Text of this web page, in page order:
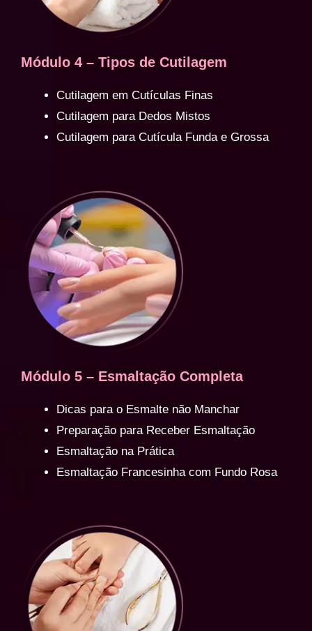
Módulo 4 – Tipos de Cutilagem
Cutilagem em Cutículas Finas
Cutilagem para Dedos Mistos
Cutilagem para Cutícula Funda e Grossa
Módulo 5 – Esmaltação Completa
Dicas para o Esmalte não Manchar
Preparação para Receber Esmaltação
Esmaltação na Prática
Esmaltação Francesinha com Fundo Rosa